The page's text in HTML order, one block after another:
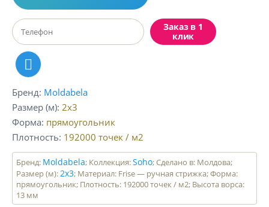
Заказ в 1
клик
Бренд Moldabela
Размер (м) 2x3
Форма прямоугольник
Плотность 192000 точек / м2
Бренд: Moldabela; Коллекция:Soho; Сделано в: Молдова;
Размер (м):2x3; Материал: Frise — ручная стрижка; Форма:
прямоугольник; Плотность: 192000 точек / м2; Высота ворса:
13 мм